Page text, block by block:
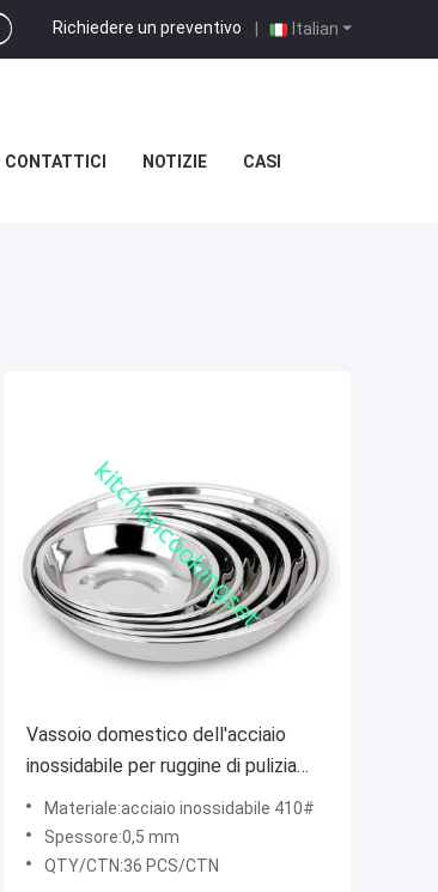
Italian
Richiedere un preventivo |
CONTATTICI NOTIZIE CASI
Vassoio domestico dell'acciaio
inossidabile per ruggine di pulizia
facile del dessert della frutta
dell'alimento l'anti
Materiale:acciaio inossidabile 410#
Spessore:0,5 mm
QTY/CTN:36 PCS/CTN